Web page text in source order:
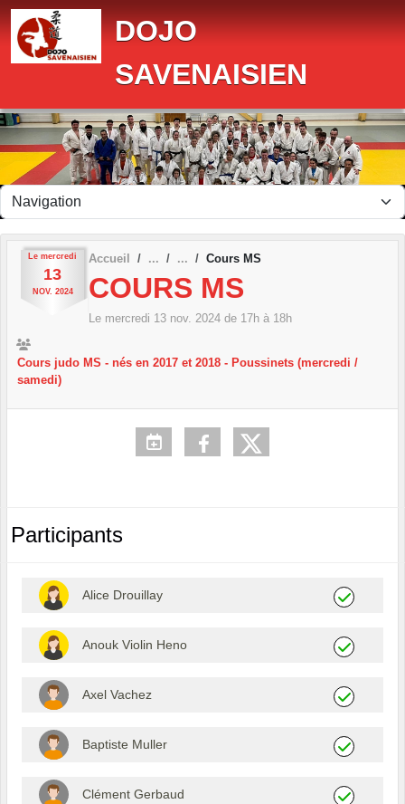
DOJO
SAVENAISIEN
Le mercredi
13
NOV. 2024
Accueil Cours MS
COURS MS
Le mercredi 13 nov. 2024 de 17h à 18h
Cours judo MS - nés en 2017 et 2018 - Poussinets (mercredi /
samedi)
Participants
Alice Drouillay
Anouk Violin Heno
Axel Vachez
Baptiste Muller
Clément Gerbaud
Panneau de gestion des cookies